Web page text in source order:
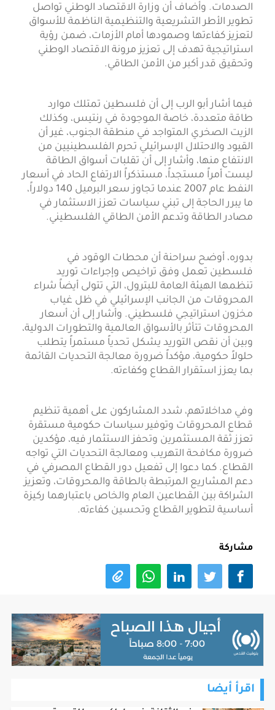
الصدمات. وأضاف أن وزارة الاقتصاد الوطني تواصل
تطوير الأطر التشريعية والتنظيمية الناظمة للأسواق
لتعزيز كفاءتها وصمودها أمام الأزمات، ضمن رؤية
استراتيجية تهدف إلى تعزيز مرونة الاقتصاد الوطني
وتحقيق قدر أكبر من الأمن الطاقي.
فيما أشار أبو الرب إلى أن فلسطين تمتلك موارد
طاقة متعددة، خاصة الموجودة في رنتيس، وكذلك
الزيت الصخري المتواجد في منطقة الجنوب، غير أن
القيود والاحتلال الإسرائيلي تحرم الفلسطينيين من
الانتفاع منها، وأشار إلى أن تقلبات أسواق الطاقة
ليست أمراً مستجداً، مستذكراً الارتفاع الحاد في أسعار
النفط عام 2007 عندما تجاوز سعر البرميل 140 دولاراً،
ما يبرر الحاجة إلى تبني سياسات تعزز الاستثمار في
مصادر الطاقة وتدعم الأمن الطاقي الفلسطيني.
بدوره، أوضح سراحنة أن محطات الوقود في
فلسطين تعمل وفق تراخيص وإجراءات توريد
تنظمها الهيئة العامة للبترول، التي تتولى أيضاً شراء
المحروقات من الجانب الإسرائيلي في ظل غياب
مخزون استراتيجي فلسطيني. وأشار إلى أن أسعار
المحروقات تتأثر بالأسواق العالمية والتطورات الدولية،
وبين أن نقص التوريد يشكل تحدياً مستمراً يتطلب
حلولاً حكومية، مؤكداً ضرورة معالجة التحديات القائمة
بما يعزز استقرار القطاع وكفاءته.
وفي مداخلاتهم، شدد المشاركون على أهمية تنظيم
قطاع المحروقات وتوفير سياسات حكومية مستقرة
تعزز ثقة المستثمرين وتحفز الاستثمار فيه، مؤكدين
ضرورة مكافحة التهريب ومعالجة التحديات التي تواجه
القطاع. كما دعوا إلى تفعيل دور القطاع المصرفي في
دعم المشاريع المرتبطة بالطاقة والمحروقات، وتعزيز
الشراكة بين القطاعين العام والخاص باعتبارهما ركيزة
أساسية لتطوير القطاع وتحسين كفاءته.
مشاركة
اقرأ أيضا